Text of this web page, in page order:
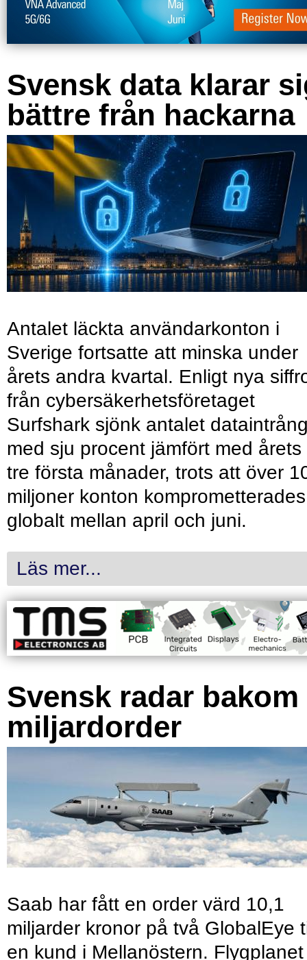
Svensk data klarar
bättre från hackarna
Antalet läckta användarkonton i
Sverige fortsatte att minska under
årets andra kvartal. Enligt nya
från cybersäkerhetsföretaget
Surfshark sjönk antalet
med sju procent jämfört med årets
tre första månader, trots att över
miljoner konton komprometterades
globalt mellan april och juni.
Läs mer...
Svensk radar bakom
miljardorder
Saab har fått en order värd 10,1
miljarder kronor på två GlobalEye
en kund i Mellanöstern.